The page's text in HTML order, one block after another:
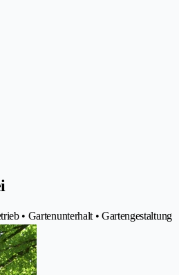
• Gartenunterhalt • Gartengestaltung